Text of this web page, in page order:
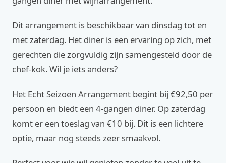
Dit arrangement is beschikbaar van dinsdag tot en
met zaterdag. Het diner is een ervaring op zich, met
gerechten die zorgvuldig zijn samengesteld door de
chef-kok. Wil je iets anders?
Het Echt Seizoen Arrangement begint bij €92,50 per
persoon en biedt een 4-gangen diner. Op zaterdag
komt er een toeslag van €10 bij. Dit is een lichtere
optie, maar nog steeds zeer smaakvol.